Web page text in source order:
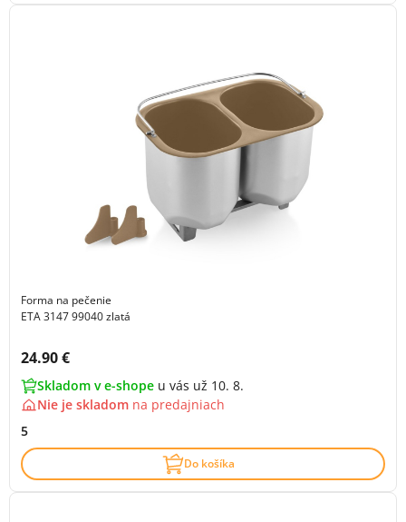
Forma na pečenie
ETA 3147 99040 zlatá
Cena s DPH:
24.90 €
Skladom v e-shope u vás už 10. 8.
Nie je skladom na predajniach
5
Do košíka